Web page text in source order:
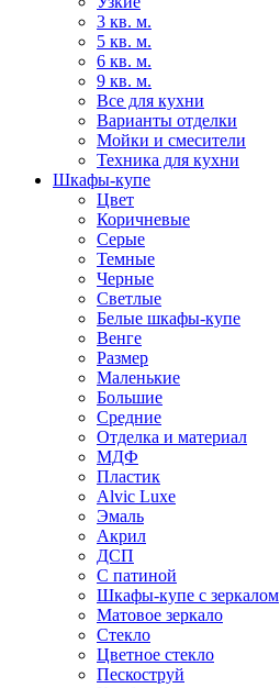
3 кв. м.
5 кв. м.
6 кв. м.
9 кв. м.
Все для кухни
Варианты отделки
Мойки и смесители
Техника для кухни
Шкафы-купе
Цвет
Коричневые
Серые
Темные
Черные
Светлые
Белые шкафы-купе
Венге
Размер
Маленькие
Большие
Средние
Отделка и материал
МДФ
Пластик
Alvic Luxe
Эмаль
Акрил
ДСП
С патиной
Шкафы-купе с зеркалом
Матовое зеркало
Стекло
Цветное стекло
Пескоструй